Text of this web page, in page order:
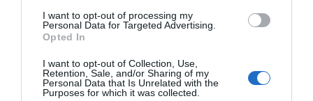
I want to opt-out of processing my
Personal Data for Targeted Advertising.
Opted In
I want to opt-out of Collection, Use,
Retention, Sale, and/or Sharing of my
Personal Data that Is Unrelated with the
Purposes for which it was collected.
¿Te ha interesado este artículo?
Suscríbete a nuestro newsletter y recibe cada dia
en tu correo lo más destacado de Hispanidad